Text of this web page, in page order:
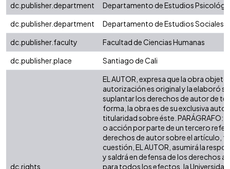
dc.publisher.department
Departamento de Estudios
dc.publisher.department
Departamento de Estudios Sociales
dc.publisher.faculty
Facultad de Ciencias Humanas
dc.publisher.place
Santiago de Cali
dc.rights
EL AUTOR, expresa que la obra
autorización es original y la elaboró
suplantar los derechos de autor de
forma, la obra es de su exclusiva
titularidad sobre éste. PARÁGRAFO:
o acción por parte de un tercero
derechos de autor sobre el artículo,
cuestión, EL AUTOR, asumirá la
y saldrá en defensa de los derechos
para todos los efectos, la Universidad